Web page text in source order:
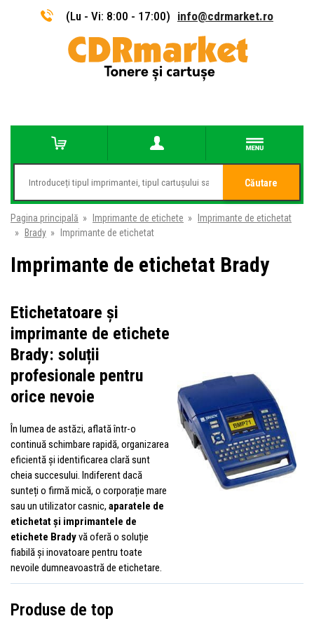
(Lu - Vi: 8:00 - 17:00) info@cdrmarket.ro
Căutare
Pagina principală » Imprimante de etichete »
Imprimante de etichetat
»
Brady » Imprimante de etichetat
Imprimante de etichetat Brady
Etichetatoare și
imprimante de etichete
Brady: soluții
profesionale pentru
orice nevoie
În lumea de astăzi, aflată într-o
continuă schimbare rapidă, organizarea
eficientă și identificarea clară sunt
cheia succesului. Indiferent dacă
sunteți o firmă mică, o corporație mare
sau un utilizator casnic, aparatele de
etichetat și imprimantele de
etichete Bradyvă oferă o soluție
fiabilă și inovatoare pentru toate
nevoile dumneavoastră de etichetare.
Produse de top